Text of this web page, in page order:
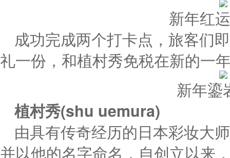
新年红
成功完成两个打卡点，旅客们
礼一份，和植村秀免税在新的一
新年鎏
植村秀(shu uemura)
由具有传奇经历的日本彩妆大
并以他的名字命名，自创立以来